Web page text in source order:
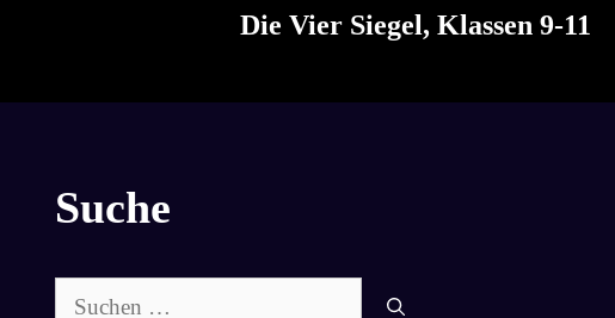
Die Vier Siegel, Klassen 9-11
Suche
Suchen